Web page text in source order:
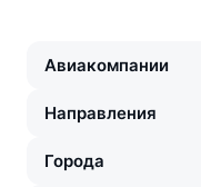
Авиакомпании
Направления
Города